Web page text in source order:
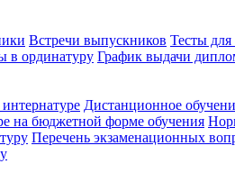
Встречи выпускников Тесты для
в ординатуру График выдачи
Дистанционное
на бюджетной форме обучения
Перечень экзаменационных